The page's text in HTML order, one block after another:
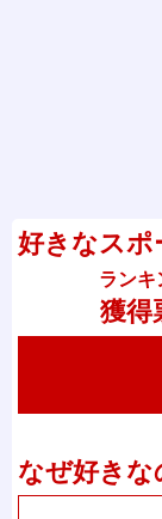
好きなスポ
ランキ
獲得
なぜ好きな